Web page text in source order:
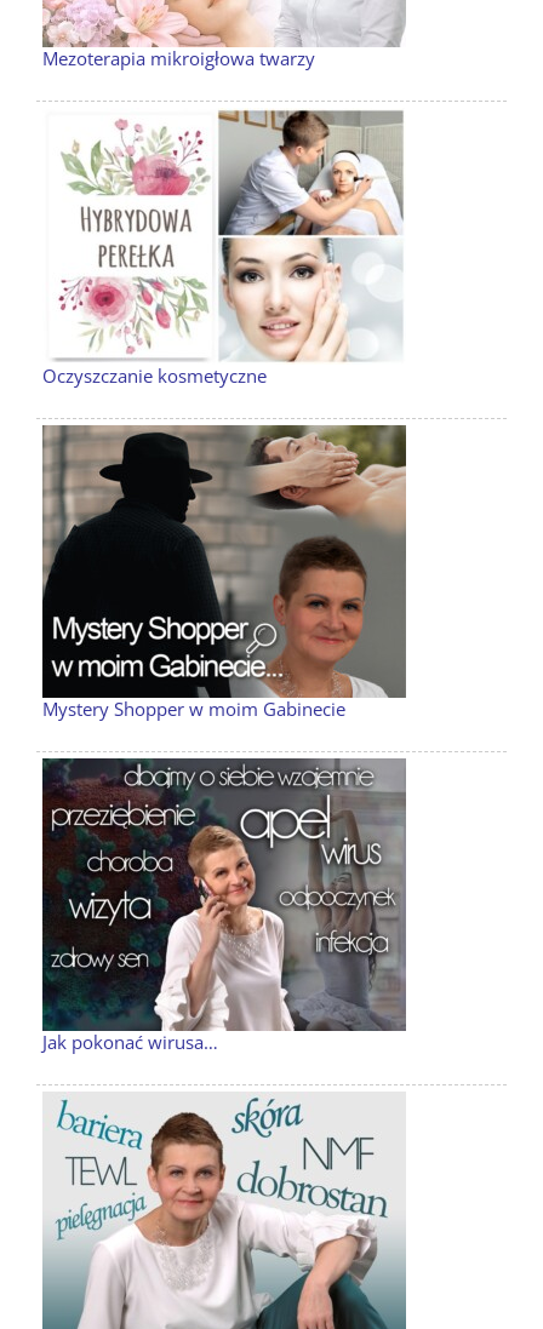
Mezoterapia mikroigłowa twarzy
Oczyszczanie kosmetyczne
Mystery Shopper w moim Gabinecie
Jak pokonać wirusa…